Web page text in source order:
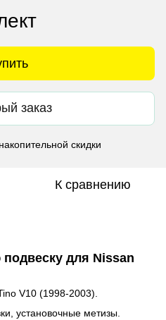
заказ
скидки
К сравнению
для Nissan
V10 (1998-2003).
установочные метизы.